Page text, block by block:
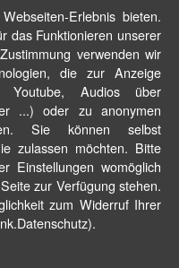
Erlebnis bieten.
das Funktionieren unserer
verwenden wir
die zur Anzeige
Youtube, Audios über
...) oder zu anonymen
Sie können selbst
zulassen möchten. Bitte
Einstellungen womöglich
zur Verfügung stehen.
zum Widerruf Ihrer